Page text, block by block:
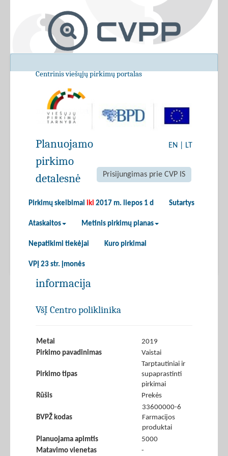
Centrinis viešųjų pirkimų portalas
EN LT
Prisijungimas prie CVP IS
Pirkimų skelbimai iki 2017 m. liepos 1 d Sutartys
Ataskaitos Metinis pirkimų planas
Nepatikimi tiekėjai Kuro pirkimai
VPĮ 23 str. įmonės
Planuojamo
pirkimo
detalesnė
informacija
VšĮ Centro poliklinika
Metai
2019
Pirkimo pavadinimas
Vaistai
Pirkimo tipas
Tarptautiniai ir
supaprastinti
pirkimai
Rūšis
Prekės
BVPŽ kodas
33600000-6
Farmacijos
produktai
Planuojama apimtis
5000
Matavimo vienetas
-